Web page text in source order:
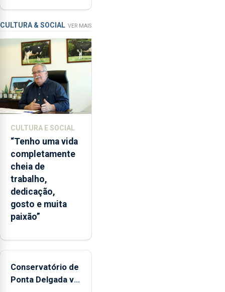
condições
de
ensino
instituição
requalificação
CULTURA & SOCIAL VER MAIS
CULTURA E SOCIAL
“Tenho uma vida
completamente
cheia de
trabalho,
dedicação,
gosto e muita
paixão”
Conservatório de
Ponta Delgada vai